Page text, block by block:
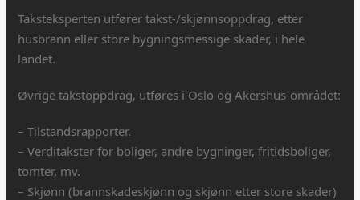
Taksteksperten utfører takst-/skjønnsoppdrag, etter
husbrann eller store bygningsmessige skader, i hele
landet.
Øvrige takstoppdrag, utføres i Oslo og Akershus-området:
– Tilstandsrapporter.
– Verditakster for boliger, andre bygninger, fritidsboliger,
tomter, mv.
– Skjønn (brannskadeskjønn og skjønn etter store skader)